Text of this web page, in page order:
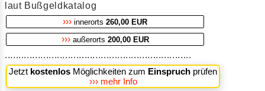
laut Bußgeldkatalog
››› innerorts 260,00 EUR
›››außerorts 200,00 EUR
....................................................................
Jetzt kostenlos Möglichkeiten zum Einspruch prüfen
››› mehr Info